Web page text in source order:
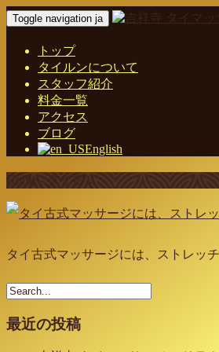
Toggle navigation ja
トップ
タイルンについて
スタッフ紹介
料金一覧
アクセス
ブログ
English
タイ古式マッサージには、ストレッ
最近の投稿